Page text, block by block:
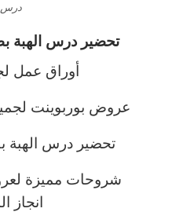
درس
تحضير درس الهبة
أوراق عمل
عروض بوربوينت
تحضير درس الهبة
شروحات مميزة
انجاز